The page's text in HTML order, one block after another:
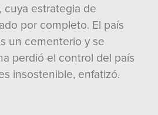
cuya estrategia de
por completo. El país
un cementerio y se
perdió el control del país
insostenible, enfatizó.